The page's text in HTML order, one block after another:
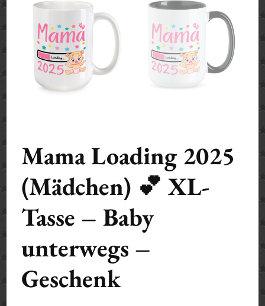
Mama Loading 2025
(Mädchen) 💕 XL-
Tasse – Baby
unterwegs –
Geschenk